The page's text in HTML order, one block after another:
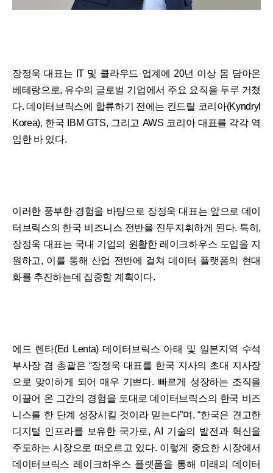
장정욱 대표는 IT 및 클라우드 업계에 20년 이상 몸 담아온
베테랑으로, 유수의 글로벌 기업에서 주요 요직을 두루 거쳤
다. 데이터브릭스에 합류하기 전에는 킨드릴 코리아(Kyndryl
Korea), 한국 IBM GTS, 그리고 AWS 코리아 대표를 각각 역
임한 바 있다.
이러한 풍부한 경험을 바탕으로 장정욱 대표는 앞으로 데이
터브릭스의 한국 비즈니스 전반을 진두지휘하게 된다. 특히,
장정욱 대표는 국내 기업의 원활한 레이크하우스 도입을 지
원하고, 이를 통해 산업 전반에 걸쳐 데이터 플랫폼의 현대
화를 추진하는데 집중할 계획이다.
에드 렌타(Ed Lenta) 데이터브릭스 아태 및 일본지역 수석
부사장 겸 총괄은 “장정욱 대표를 한국 지사의 초대 지사장
으로 맞이하게 되어 매우 기쁘다. 빠르게 성장하는 조직을
이끌어 온 그간의 경험을 토대로 데이터브릭스의 한국 비즈
니스를 한 단계 성장시킬 것이라 믿는다”며, “한국은 견고한
디지털 인프라를 보유한 국가로, AI 기술의 발전과 혁신을
주도하는 시장으로 떠오르고 있다. 이렇게 중요한 시장에서
데이터브릭스 레이크하우스 플랫폼을 통해 미래의 데이터